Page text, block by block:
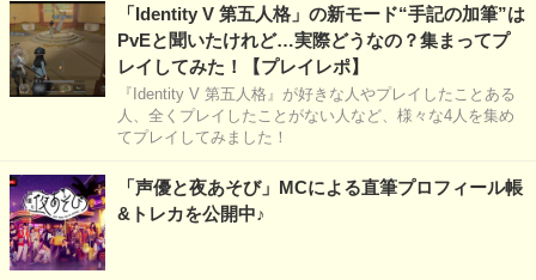
「Identity V 第五人格」の新モード“手記の加筆”は
PvEと聞いたけれど…実際どうなの？集まってプ
レイしてみた！【プレイレポ】
『Identity V 第五人格』が好きな人やプレイしたことある
人、全くプレイしたことがない人など、様々な4人を集め
てプレイしてみました！
「声優と夜あそび」MCによる直筆プロフィール帳
&トレカを公開中♪